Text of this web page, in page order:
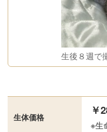
生後８週
生体価格
￥
※生